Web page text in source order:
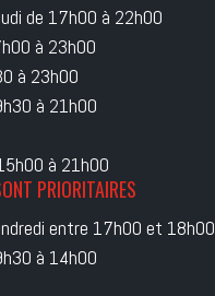
de 17h00 à 22h00
à 23h00
à 23h00
à 21h00
à 21h00
PRIORITAIRES
entre 17h00 et 18h00
à 14h00